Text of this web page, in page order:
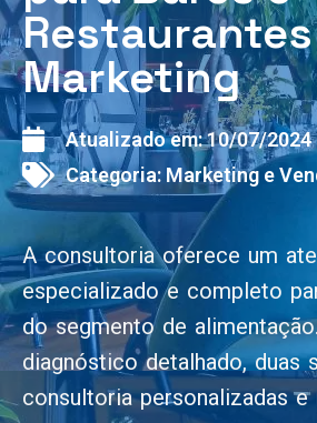
Marketing
Atualizado em:10/07/2024
Categoria: Marketing e
A consultoria oferece um
especializado e completo
do segmento de
diagnóstico detalhado, duas
consultoria personalizadas e